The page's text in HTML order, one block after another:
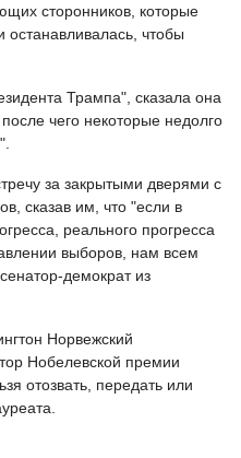
сторонников, которые
чтобы
Трампа", сказала она
чего некоторые недолго
за закрытыми дверями с
сказав им, что "если в
реального прогресса
выборов, нам всем
демократ из
Норвежский
Нобелевской премии
отозвать, передать или